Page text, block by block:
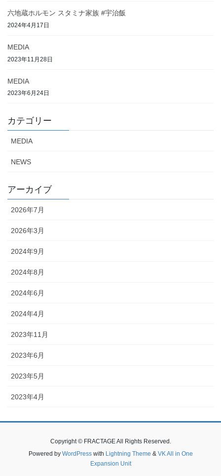
六地蔵ホルモン スタミナ家族 #宇治飯
2024年4月17日
MEDIA
2023年11月28日
MEDIA
2023年6月24日
カテゴリー
MEDIA
NEWS
アーカイブ
2026年7月
2026年3月
2024年9月
2024年8月
2024年6月
2024年4月
2023年11月
2023年6月
2023年5月
2023年4月
Copyright © FRACTAGE All Rights Reserved.
Powered by WordPresswith Lightning Theme & VK All in One
Expansion Unit